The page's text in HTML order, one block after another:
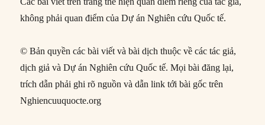
không phải quan điểm của Dự án Nghiên cứu Quốc tế.
© Bản quyền các bài viết và bài dịch thuộc về các tác giả,
dịch giả và Dự án Nghiên cứu Quốc tế. Mọi bài đăng lại,
trích dẫn phải ghi rõ nguồn và dẫn link tới bài gốc trên
Nghiencuuquocte.org